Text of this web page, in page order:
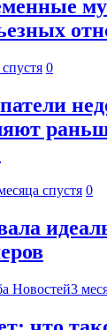
0
спустя 0
Новостей3